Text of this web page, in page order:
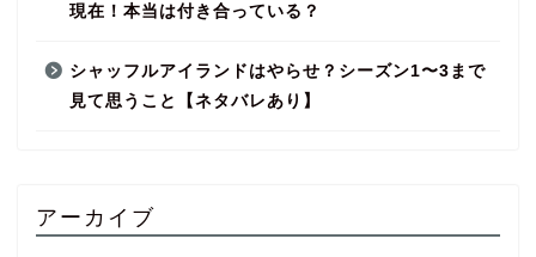
現在！本当は付き合っている？
シャッフルアイランドはやらせ？シーズン1〜3まで
見て思うこと【ネタバレあり】
アーカイブ